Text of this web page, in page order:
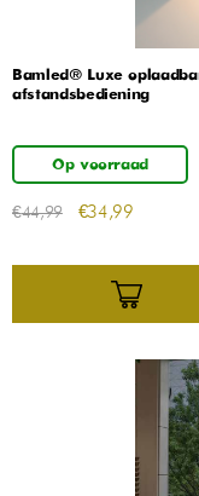
Bamled® Luxe
afstandsbediening
Op voorraad
€44,99 €34,99